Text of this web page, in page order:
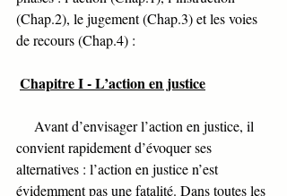
(Chap.2), le jugement (Chap.3) et les voies
de recours (Chap.4) :
Chapitre I - L’action en justice
convient rapidement d’évoquer ses
alternatives : l’action en justice n’est
évidemment pas une fatalité. Dans toutes les